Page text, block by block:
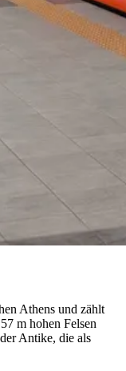
Athens und zählt
m hohen Felsen
Antike, die als